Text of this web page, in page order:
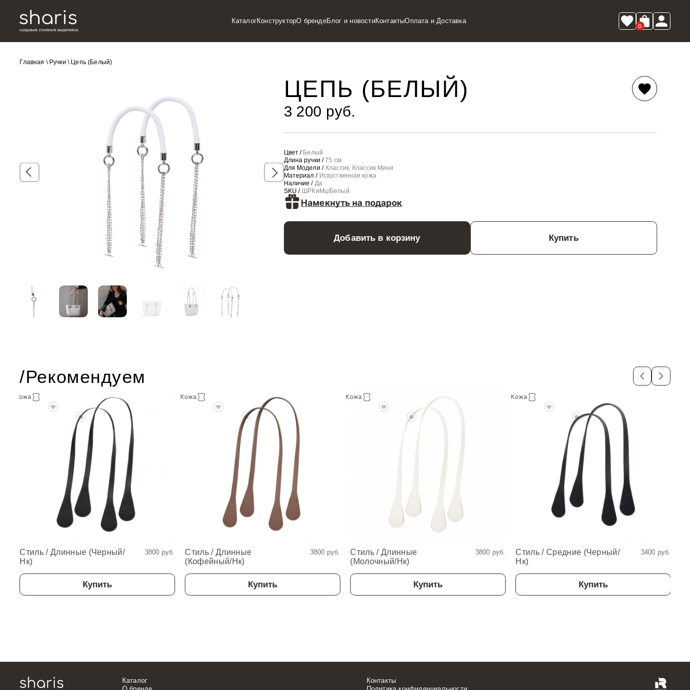
КаталогКонструкторО брендеБлог и новостиКонтактыОплата и Доставка
0
Главная \ Ручки \ Цепь (Белый)
ЦЕПЬ (БЕЛЫЙ)
3 200 руб.
Цвет / Белый
Длина ручки /75 см
Для Модели / Классик, Классик Мини
Материал / Искуственная кожа
Наличие / Да
SKU /
ШРКиМц/Белый
Намекнуть на подарок
Добавить в корзину Купить
/Рекомендуем
Кожа
Стиль / Длинные (Черный/
Нк)
3800 руб.
Купить
Кожа
Стиль / Длинные
(Кофейный/нк)
3800 руб.
Купить
Кожа
Стиль / Длинные
(Молочный/нк)
3800 руб.
Купить
Кожа
Стиль / Средние (Черный/
Нк)
3400 руб.
Купить
Каталог
Контакты